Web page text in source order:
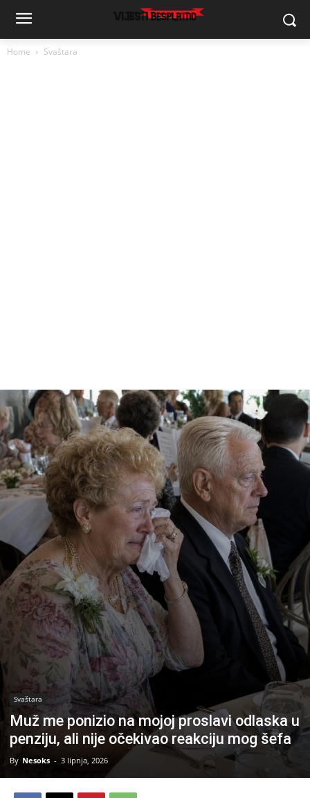
Home Svaštara
Svaštara
Muž me ponizio na mojoj proslavi odlaska u
penziju, ali nije očekivao reakciju mog šefa
By Nesoks - 3 lipnja, 2026